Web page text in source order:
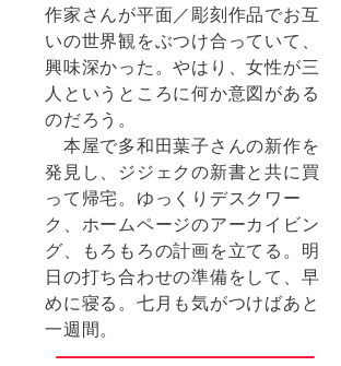
作家さんが平面／彫刻作品でお互
いの世界観をぶつけ合っていて、
興味深かった。やはり、女性が三
人というところに何か意図がある
のだろう。
本屋で多和田葉子さんの新作を
発見し、ジジェクの新書と共に買
って帰宅。ゆっくりデスクワー
ク、ホームページのアーカイビン
グ、もろもろの計画を立てる。明
日の打ち合わせの準備をして、早
めに寝る。七月も気がつけばあと
一週間。